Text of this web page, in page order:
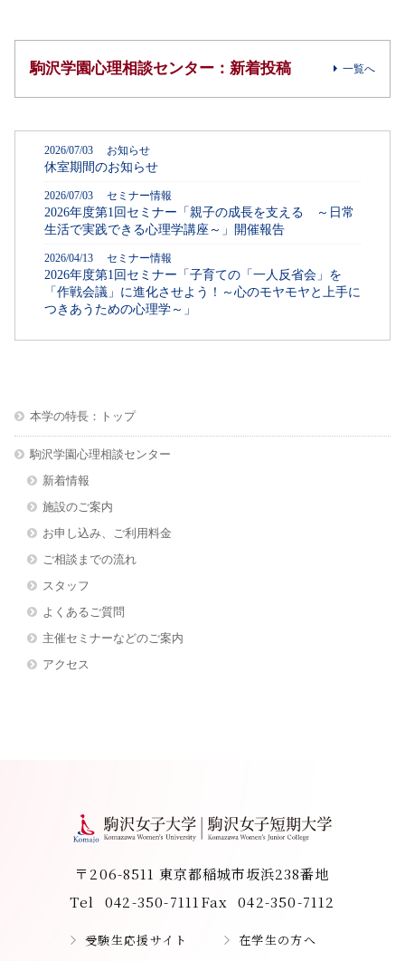
駒沢学園心理相談センター：新着投稿 一覧へ
2026/07/03 お知らせ
休室期間のお知らせ
2026/07/03 セミナー情報
2026年度第1回セミナー「親子の成長を支える ～日常
生活で実践できる心理学講座～」開催報告
2026/04/13 セミナー情報
2026年度第1回セミナー「子育ての「一人反省会」を
「作戦会議」に進化させよう！～心のモヤモヤと上手に
つきあうための心理学～」
本学の特長：トップ
駒沢学園心理相談センター
新着情報
施設のご案内
お申し込み、ご利用料金
ご相談までの流れ
スタッフ
よくあるご質問
主催セミナーなどのご案内
アクセス
〒206-8511 東京都稲城市坂浜238番地
Tel
042-350-7111Fax 042-350-7112
受験生応援サイト
在学生の方へ